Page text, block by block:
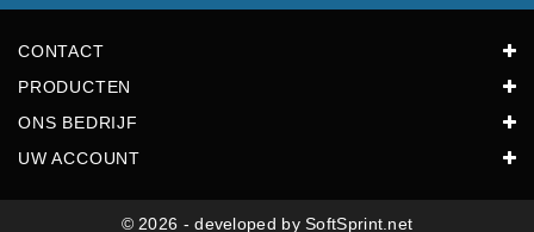
CONTACT
PRODUCTEN
ONS BEDRIJF
UW ACCOUNT
© 2026 - developed by SoftSprint.net